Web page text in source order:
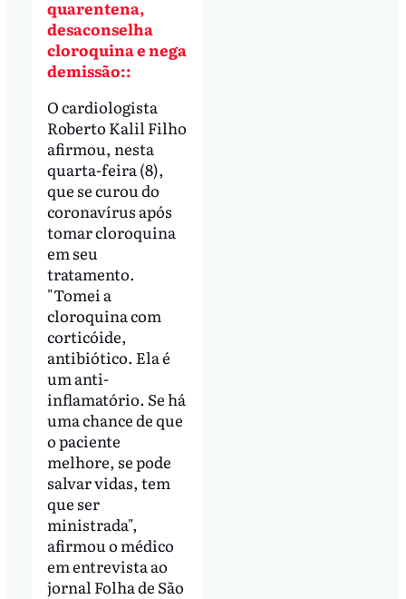
quarentena,
desaconselha
cloroquina e nega
demissão::
O cardiologista
Roberto Kalil Filho
afirmou, nesta
quarta-feira (8),
que se curou do
coronavírus após
tomar cloroquina
em seu
tratamento.
"Tomei a
cloroquina com
corticóide,
antibiótico. Ela é
um anti-
inflamatório. Se há
uma chance de que
o paciente
melhore, se pode
salvar vidas, tem
que ser
ministrada",
afirmou o médico
em entrevista ao
jornal Folha de São